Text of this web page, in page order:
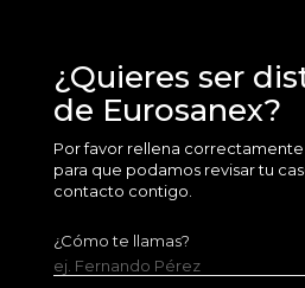
¿Quieres ser
de Eurosanex?
Por favor rellena
para que podamos revisar tu
contacto contigo.
¿Cómo te llamas?
ej. Fernando Pérez